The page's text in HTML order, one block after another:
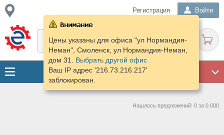
Регистрация Войти
Цены указаны для офиса "ул Нормандия-
Неман", Смоленск, ул Нормандия-Неман,
дом 31. Выбрать другой офис
Ваш IP адрес '216.73.216.217'
заблокирован.
Нашлось предложений: 0 за 0.000